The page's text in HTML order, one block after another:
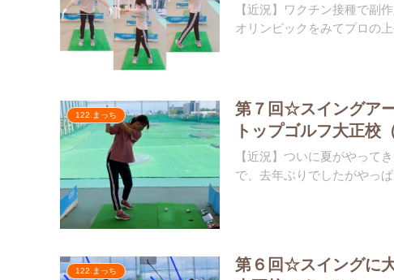
【近況】ワクチン接種で副
オリンピックをみてプロの
122.まっち
第７回☆スイングア
トップゴルフ大正校
【近況】ついに夏がやって
で、去年ぶりでしたがやっ
122.まっち
第６回☆スイングに